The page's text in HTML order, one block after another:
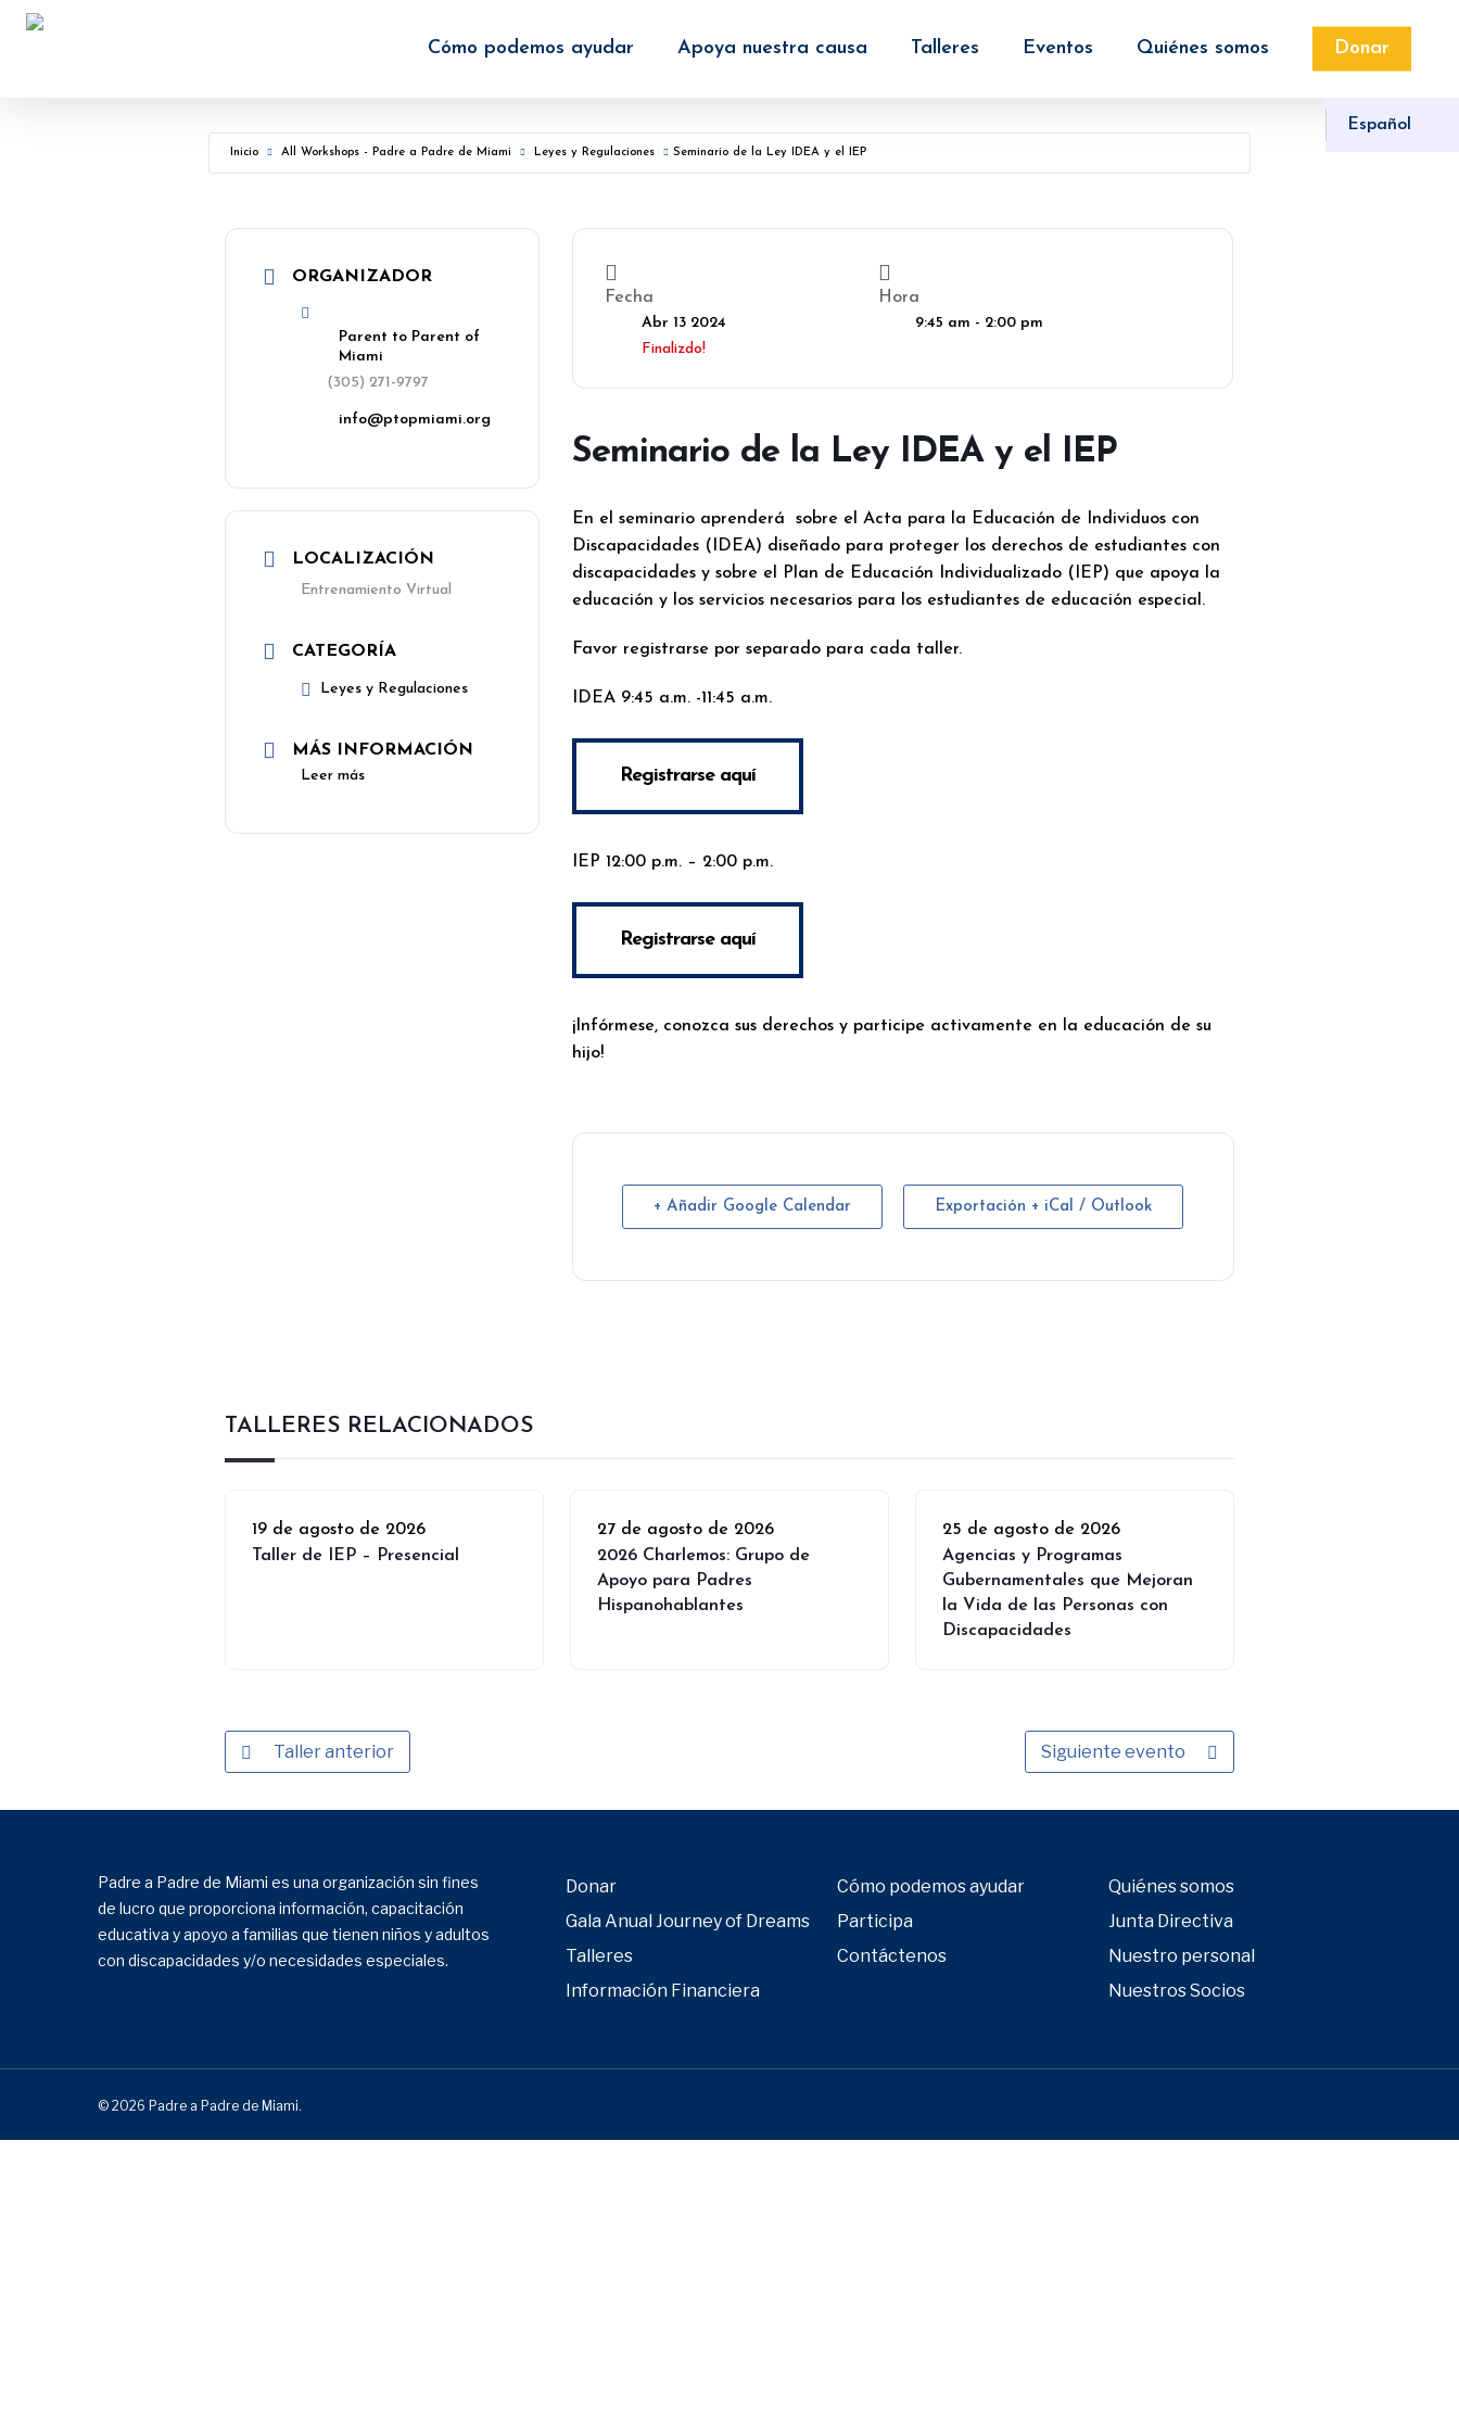
Skip
Cómo podemos ayudar Apoya nuestra causa Talleres Eventos Quiénes somos Donar
Español
Inicio All Workshops - Padre a Padre de Miami Leyes y Regulaciones Seminario de la Ley IDEA y el IEP
ORGANIZADOR
Parent to Parent of
Miami
(305) 271-9797
info@ptopmiami.org
LOCALIZACIÓN
Entrenamiento Virtual
CATEGORÍA
Leyes y Regulaciones
MÁS INFORMACIÓN
Leer más
Fecha
Abr 13 2024
Finalizdo!
Hora
9:45 am - 2:00 pm
Seminario de la Ley IDEA y el IEP
En el seminario aprenderá sobre el Acta para la Educación de Individuos con
Discapacidades (IDEA) diseñado para proteger los derechos de estudiantes con
discapacidades y sobre el Plan de Educación Individualizado (IEP) que apoya la
educación y los servicios necesarios para los estudiantes de educación especial.
Favor registrarse por separado para cada taller.
IDEA 9:45 a.m. -11:45 a.m.
Registrarse aquí
IEP 12:00 p.m. – 2:00 p.m.
Registrarse aquí
¡Infórmese, conozca sus derechos y participe activamente en la educación de su
hijo!
+ Añadir Google Calendar Exportación + iCal / Outlook
TALLERES RELACIONADOS
19 de agosto de 2026
Taller de IEP – Presencial
27 de agosto de 2026
2026 Charlemos: Grupo de
Apoyo para Padres
Hispanohablantes
25 de agosto de 2026
Agencias y Programas
Gubernamentales que Mejoran
la Vida de las Personas con
Discapacidades
Taller anterior Siguiente evento
Padre a Padre de Miami es una organización sin fines
de lucro que proporciona información, capacitación
educativa y apoyo a familias que tienen niños y adultos
con discapacidades y/o necesidades especiales.
Donar
Gala Anual Journey of Dreams
Talleres
Información Financiera
Cómo podemos ayudar
Participa
Contáctenos
Quiénes somos
Junta Directiva
Nuestro personal
Nuestros Socios
© 2026 Padre a Padre de Miami.